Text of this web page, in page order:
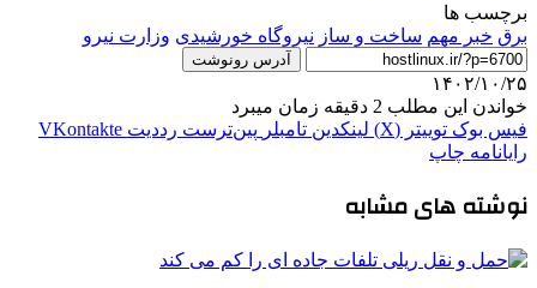
برچسب ها
برق خبر مهم ساخت و ساز نیروگاه خورشیدی وزارت نیرو
آدرس رونوشت
۱۴۰۲/۱۰/۲۵
خواندن این مطلب 2 دقیقه زمان میبرد
فیس بوک توییتر (X) لینکدین ‫تامبلر ‫پین‌ترست ‫رددیت ‫VKontakte
رایانامه چاپ
نوشته های مشابه